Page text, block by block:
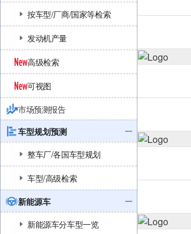
按车型/厂商/国家等检索
发动机产量
高级检索
可视图
市场预测报告
车型规划预测
整车厂/各国车型规划
车型/高级检索
新能源车
新能源车分车型一览